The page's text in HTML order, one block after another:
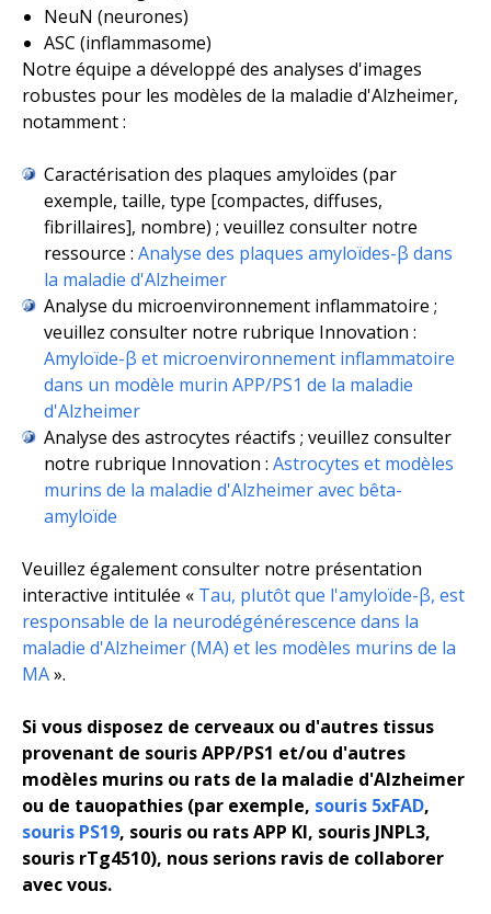
NeuN (neurones)
ASC (inflammasome)
Notre équipe a développé des analyses d'images
robustes pour les modèles de la maladie d'Alzheimer,
notamment :
Caractérisation des plaques amyloïdes (par
exemple, taille, type [compactes, diffuses,
fibrillaires], nombre) ; veuillez consulter notre
ressource : Analyse des plaques amyloïdes-β dans
la maladie d'Alzheimer
Analyse du microenvironnement inflammatoire ;
veuillez consulter notre rubrique Innovation :
Amyloïde-β et microenvironnement inflammatoire
dans un modèle murin APP/PS1 de la maladie
d'Alzheimer
Analyse des astrocytes réactifs ; veuillez consulter
notre rubrique Innovation : Astrocytes et modèles
murins de la maladie d'Alzheimer avec bêta-
amyloïde
Veuillez également consulter notre présentation
interactive intitulée « Tau, plutôt que l'amyloïde-β, est
responsable de la neurodégénérescence dans la
maladie d'Alzheimer (MA) et les modèles murins de la
MA».
Si vous disposez de cerveaux ou d'autres tissus
provenant de souris APP/PS1 et/ou d'autres
modèles murins ou rats de la maladie d'Alzheimer
ou de tauopathies (par exemple, souris 5xFAD,
souris PS19, souris ou rats APP KI, souris JNPL3,
souris rTg4510), nous serions ravis de collaborer
avec vous.